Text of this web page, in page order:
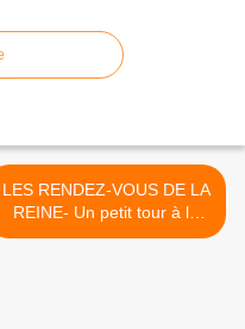
LES RENDEZ-VOUS DE LA
REINE- Un petit tour à la
mer du Côté de PALAVAS